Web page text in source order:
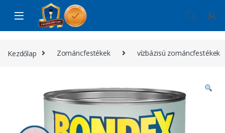
Skip to navigation
Skip to content
Kezdőlap Zománcfestékek vízbázisú zománcfestékek